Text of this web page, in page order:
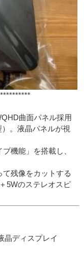
曲面パネル採用
。液晶パネルが視
機能」を搭載し、
残像をカットする
5Wのステレオスピ
晶ディスプレイ